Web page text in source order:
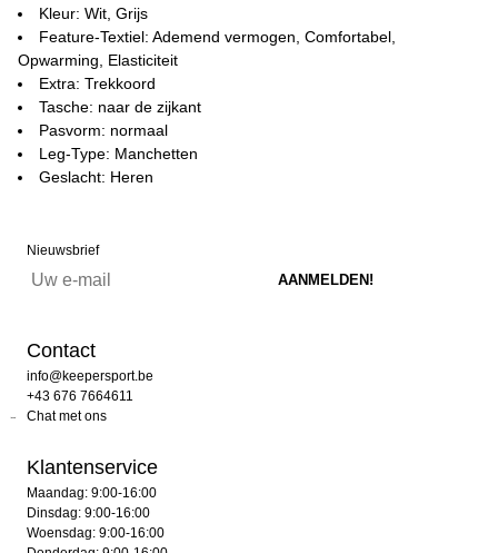
Kleur: Wit, Grijs
Feature-Textiel: Ademend vermogen, Comfortabel,
Opwarming, Elasticiteit
Extra: Trekkoord
Tasche: naar de zijkant
Pasvorm: normaal
Leg-Type: Manchetten
Geslacht: Heren
Nieuwsbrief
Contact
info@keepersport.be
+43 676 7664611
Chat met ons
Klantenservice
Maandag: 9:00-16:00
Dinsdag: 9:00-16:00
Woensdag: 9:00-16:00